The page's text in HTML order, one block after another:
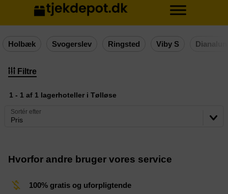
Holbæk Svogerslev Ringsted Viby S
Filtre
1 - 1 af 1 lagerhoteller i Tølløse
Pris
Sortér efter
Hvorfor andre bruger vores service
100% gratis og uforpligtende